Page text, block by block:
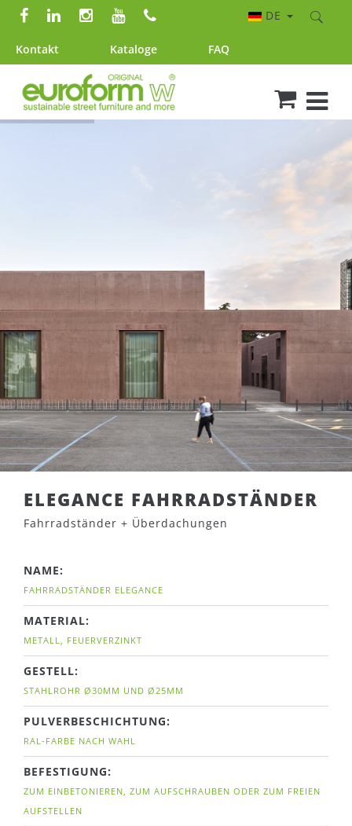
Kontakt Kataloge FAQ
DE
ELEGANCE FAHRRADSTÄNDER
Fahrradständer + Überdachungen
NAME:
FAHRRADSTÄNDER ELEGANCE
MATERIAL:
METALL, FEUERVERZINKT
GESTELL:
STAHLROHR Ø30MM UND Ø25MM
PULVERBESCHICHTUNG:
RAL-FARBE NACH WAHL
BEFESTIGUNG:
ZUM EINBETONIEREN, ZUM AUFSCHRAUBEN ODER ZUM FREIEN
AUFSTELLEN